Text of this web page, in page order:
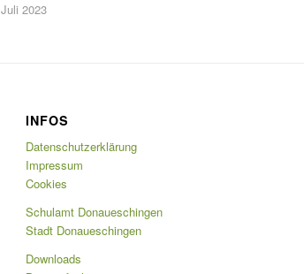
Juli 2023
INFOS
Datenschutzerklärung
Impressum
Cookies
Schulamt Donaueschingen
Stadt Donaueschingen
Downloads